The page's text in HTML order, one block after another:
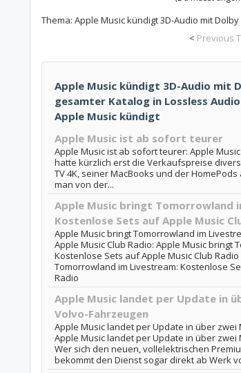
Thema: Apple Music kündigt 3D-Audio mit
< Previous
Apple Music kündigt 3D-Audio mit
gesamter Katalog in Lossless
Apple Music kündigt
Apple Music ist ab sofort teurer
Apple Music ist ab sofort teurer: Apple
hatte kürzlich erst die Verkaufspreise
TV 4K, seiner MacBooks und der
man von der...
Apple Music bringt Tomorrowland
Kostenlose Sets auf Apple Music
Apple Music bringt Tomorrowland im
Apple Music Club Radio: Apple Music bringt
Kostenlose Sets auf Apple Music Club
Tomorrowland im Livestream: Kostenlose
Radio
Apple Music landet per Update in
Volvo-Fahrzeugen
Apple Music landet per Update in über zwei
Apple Music landet per Update in über zwei
Wer sich den neuen, vollelektrischen
bekommt den Dienst sogar direkt ab Werk